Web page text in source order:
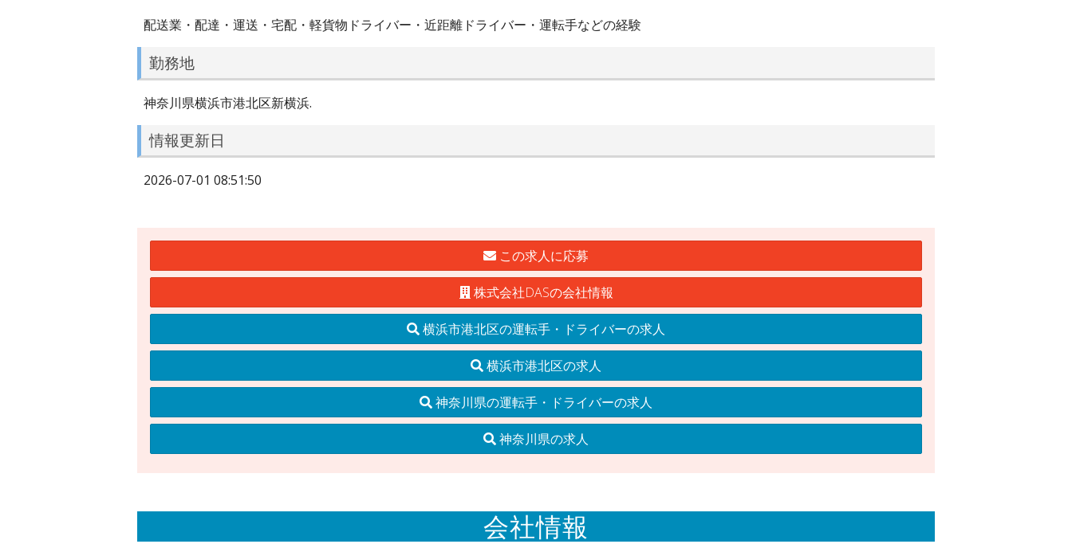
配送業・配達・運送・宅配・軽貨物ドライバー・近距離ドライバー・運転手などの経験
勤務地
神奈川県横浜市港北区新横浜.
情報更新日
2026-07-01 08:51:50
この求人に応募
株式会社DASの会社情報
横浜市港北区の運転手・ドライバーの求人
横浜市港北区の求人
神奈川県の運転手・ドライバーの求人
神奈川県の求人
会社情報